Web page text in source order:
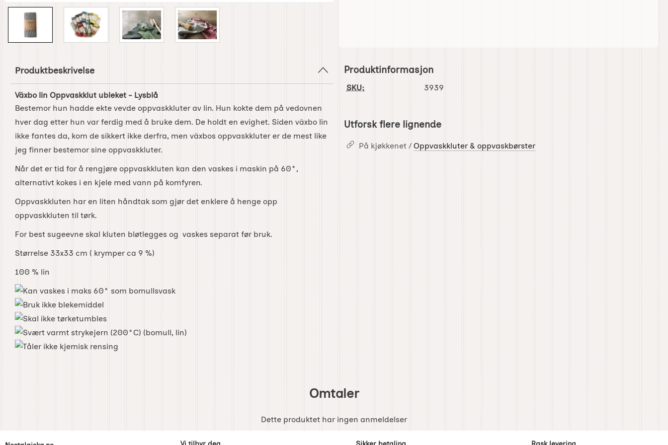
Produktbeskrivelse
Växbo lin Oppvaskklut ubleket - Lysblå
Bestemor hun hadde ekte vevde oppvaskkluter av lin. Hun kokte dem på vedovnen
hver dag etter hun var ferdig med å bruke dem. De holdt en evighet. Siden växbo lin
ikke fantes da, kom de sikkert ikke derfra, men växbos oppvaskkluter er de mest like
jeg finner bestemor sine oppvaskkluter.
Når det er tid for å rengjøre oppvaskkluten kan den vaskes i maskin på 60°,
alternativt kokes i en kjele med vann på komfyren.
Oppvaskkluten har en liten håndtak som gjør det enklere å henge opp
oppvaskkluten til tørk.
For best sugeevne skal kluten bløtlegges og vaskes separat før bruk.
Størrelse 33x33 cm ( krymper ca 9 %)
100 % lin
Produktinformasjon
SKU: 3939
Utforsk flere lignende
På kjøkkenet / Oppvaskkluter & oppvaskbørster
Omtaler
Dette produktet har ingen anmeldelser